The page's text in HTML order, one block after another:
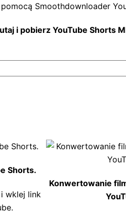
Smoothdownloader
i pobierz YouTube Shorts
Shorts.
wklej link
Konwertowanie